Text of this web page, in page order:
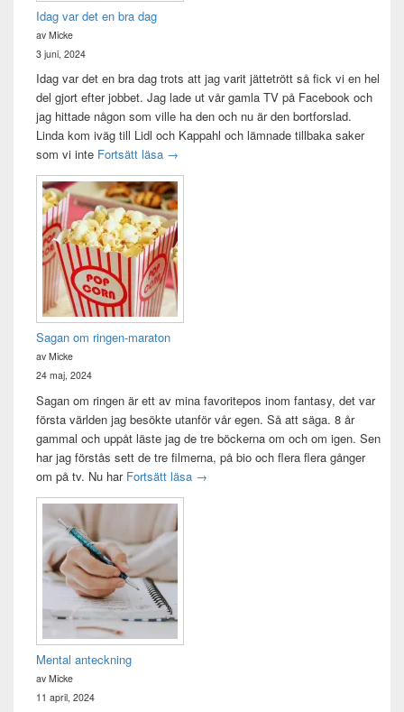
Idag var det en bra dag
av Micke
3 juni, 2024
Idag var det en bra dag trots att jag varit jättetrött så fick vi en hel
del gjort efter jobbet. Jag lade ut vår gamla TV på Facebook och
jag hittade någon som ville ha den och nu är den bortforslad.
Linda kom iväg till Lidl och Kappahl och lämnade tillbaka saker
som vi inte Fortsätt läsa Idag var det en bra dag
→
Sagan om ringen-maraton
av Micke
24 maj, 2024
Sagan om ringen är ett av mina favoritepos inom fantasy, det var
första världen jag besökte utanför vår egen. Så att säga. 8 år
gammal och uppåt läste jag de tre böckerna om och om igen. Sen
har jag förstås sett de tre filmerna, på bio och flera flera gånger
om på tv. Nu har Fortsätt läsa Sagan om ringen-maraton
→
Mental anteckning
av Micke
11 april, 2024